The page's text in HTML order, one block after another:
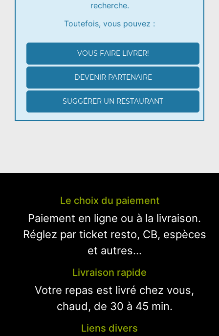
recherche.
Toutefois, vous pouvez :
VOUS FAIRE LIVRER!
DEVENIR PARTENAIRE
SUGGÉRER UN RESTAURANT
Le choix du paiement
Paiement en ligne ou à la livraison.
Réglez par ticket resto, CB, espèces
et autres...
Livraison rapide
Votre repas est livré chez vous,
chaud, de 30 à 45 min.
Liens divers